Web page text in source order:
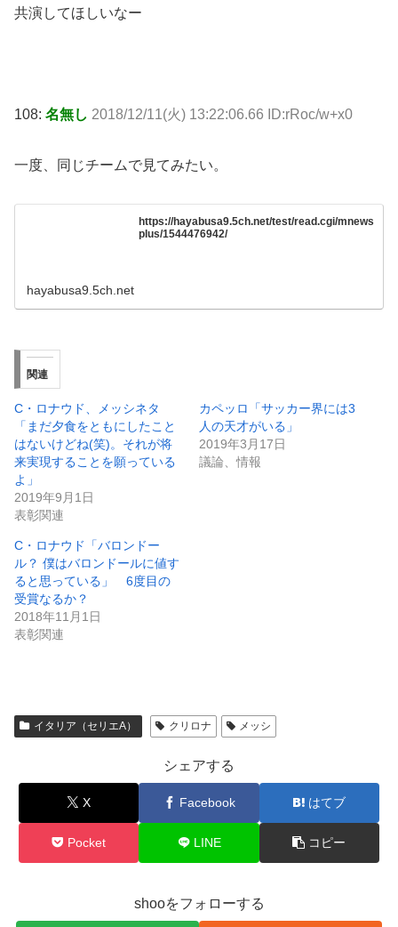
共演してほしいなー
108: 名無し 2018/12/11(火) 13:22:06.66 ID:rRoc/w+x0
一度、同じチームで見てみたい。
https://hayabusa9.5ch.net/test/read.cgi/mnews
plus/1544476942/
hayabusa9.5ch.net
関連
C・ロナウド、メッシネタ
「まだ夕食をともにしたこと
はないけどね(笑)。それが将
来実現することを願っている
よ」
2019年9月1日
表彰関連
カペッロ「サッカー界には3
人の天才がいる」
2019年3月17日
議論、情報
C・ロナウド「バロンドー
ル？ 僕はバロンドールに値す
ると思っている」 6度目の
受賞なるか？
2018年11月1日
表彰関連
イタリア（セリエA） クリロナ メッシ
シェアする
X Facebook はてブ
Pocket LINE コピー
shooをフォローする